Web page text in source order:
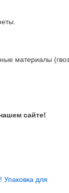
материалы
сайте!
для